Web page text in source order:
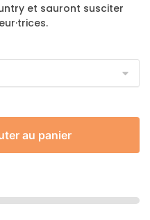
et sauront susciter
au panier